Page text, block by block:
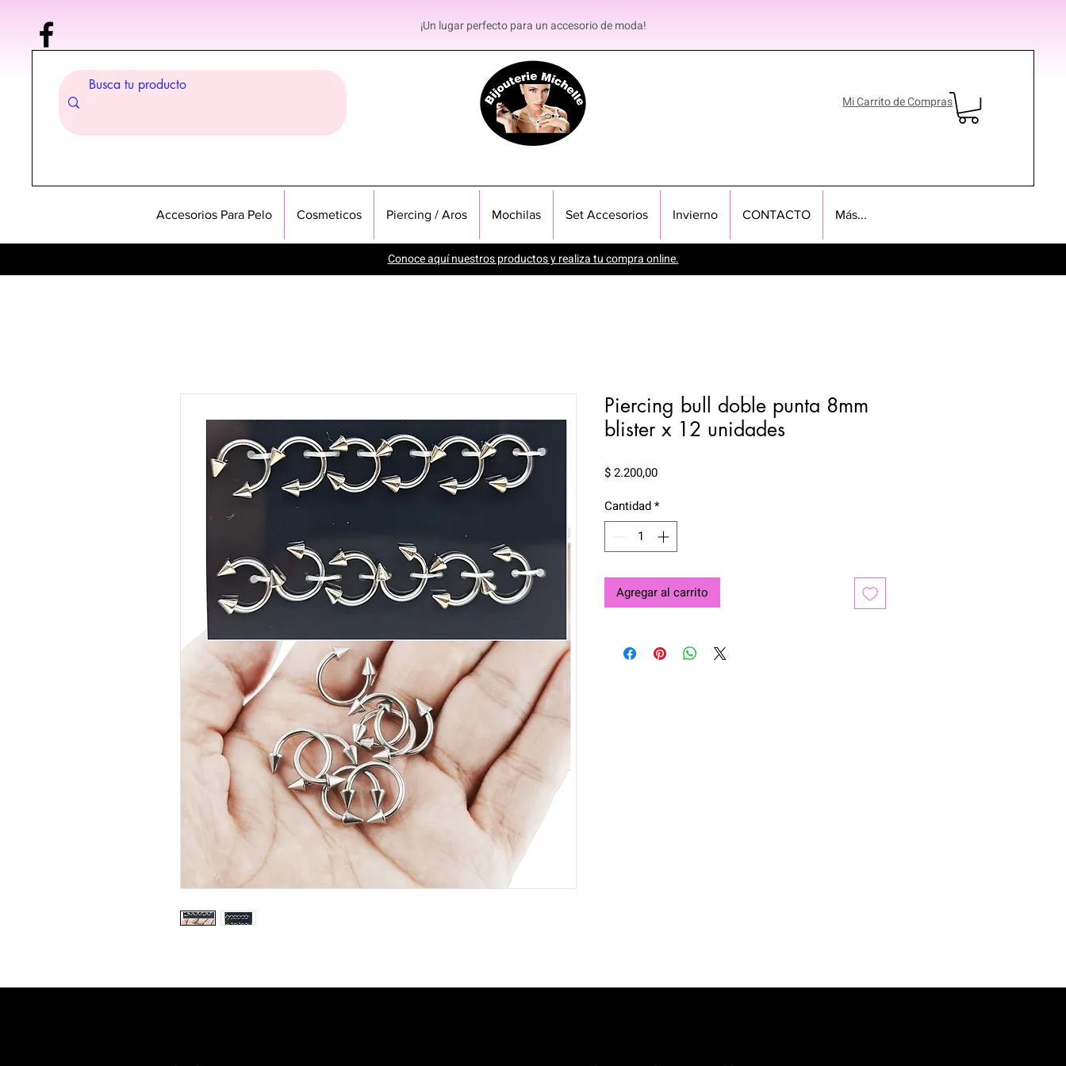
¡Un lugar perfecto para un accesorio de moda!
Mi Carrito de Compras
Accesorios Para Pelo Cosmeticos Piercing / Aros Mochilas Set Accesorios Invierno CONTACTO Más...
Conoce aquí nuestros productos y realiza tu compra online.
Piercing bull doble punta 8mm
blister x 12 unidades
$ 2.200,00Precio
Cantidad*
Agregar al carrito